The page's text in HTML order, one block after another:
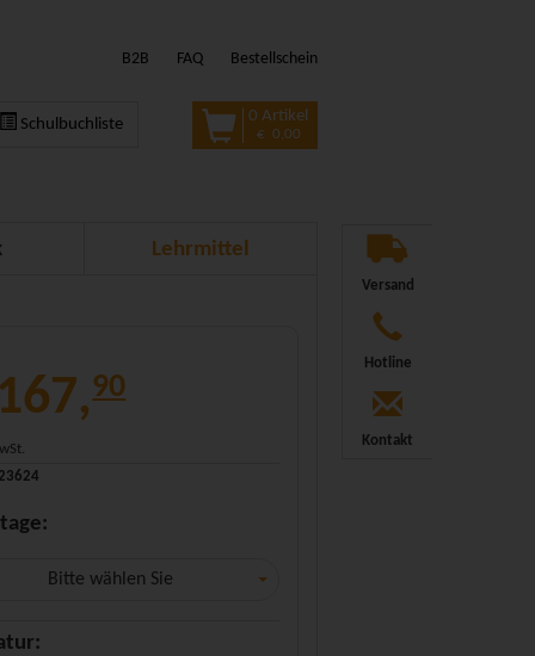
B2B FAQ Bestellschein
Schulbuchliste 0 Artikel
€ 0,00
Lehrmittel
Versand
Hotline
Kontakt
90
Bitte wählen Sie